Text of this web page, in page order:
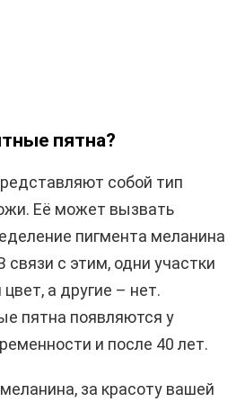
пятна?
собой тип
Её может вызвать
пигмента меланина
связи с этим, одни участки
а другие – нет.
пятна появляются у
и после 40 лет.
за красоту вашей